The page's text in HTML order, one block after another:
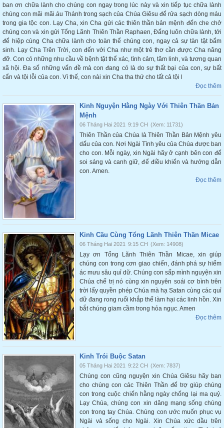
ban ơn chữa lành cho chúng con ngay trong lúc này và xin tiếp tục chữa lành
chúng con mãi mãi.áu Thánh trong sạch của Chúa Giêsu để rửa sạch dòng máu
trong gia tộc con. Lạy Cha, xin Cha gửi các thiên thần bản mệnh đến che chở
chúng con và xin gửi Tổng Lãnh Thiên Thần Raphaen, Đấng luôn chữa lành, tới
để hiệp cùng Cha chữa lành cho toàn thể chúng con, ngay cả sự tàn tật bẩm
sinh. Lạy Cha Trên Trời, con đến với Cha như một trẻ thơ cần được Cha nâng
đỡ. Con có những nhu cầu về bệnh tật thể xác, tình cảm, tâm linh, và tương quan
xã hội. Đa số những vấn đề mà con đang có là do sự thất bại của con, sự bất
cẩn và tội lỗi của con. Vì thế, con nài xin Cha tha thứ cho tất cả tội l
Đọc thêm
Kinh Nguyện Hằng Ngày Với Thiên Thần Bản
Mệnh
06 Tháng Hai 2021 9:19 CH (Xem: 11731)
Thiên Thần của Chúa là Thiên Thần Bản Mệnh yêu
dấu của con. Nơi Ngài Tình yêu của Chúa được ban
cho con. Mỗi ngày, xin Ngài hãy ở cạnh bên con để
soi sáng và canh giữ, để điều khiển và hướng dẫn
con. Amen.
Đọc thêm
Kinh Cầu Cùng Tổng Lãnh Thiên Thần Micae
06 Tháng Hai 2021 9:15 CH (Xem: 14908)
Lạy ơn Tổng Lãnh Thiên Thần Micae, xin giúp
chúng con trong cơn giao chiến, đánh phá sự hiểm
ác mưu sâu quỉ dữ. Chúng con sấp mình nguyện xin
Chúa chế trị nó cùng xin nguyên soái cơ bình trên
trời lấy quyền phép Chúa mà hạ Satan cùng các quỉ
dữ đang rong ruổi khắp thế làm hại các linh hồn. Xin
bắt chúng giam cầm trong hỏa ngục. Amen
Đọc thêm
Kinh Trói Buộc Satan
05 Tháng Hai 2021 9:22 CH (Xem: 7837)
Chúng con cũng nguyện xin Chúa Giêsu hãy ban
cho chúng con các Thiên Thần để trợ giúp chúng
con trong cuộc chiến hằng ngày chống lại ma quỷ.
Lạy Chúa, chúng con xin dâng mạng sống chúng
con trong tay Chúa. Chúng con ước muốn phục vụ
Ngài và sống cho Ngài. Xin Chúa xức dầu trên